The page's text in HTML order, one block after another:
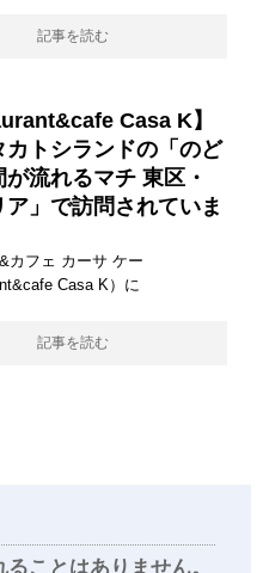
記事を読む
Casa K】
カトシランドの「のど
流れるマチ 東区・
ア」で訪問されていま
カフェ カーサ ケー
Casa K）に
記事を読む
ことはありません。